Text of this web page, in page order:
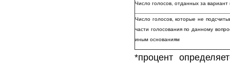
Число голосов, отданных за
Число голосов, которые не
части голосования по данному
иным основаниям
*процент